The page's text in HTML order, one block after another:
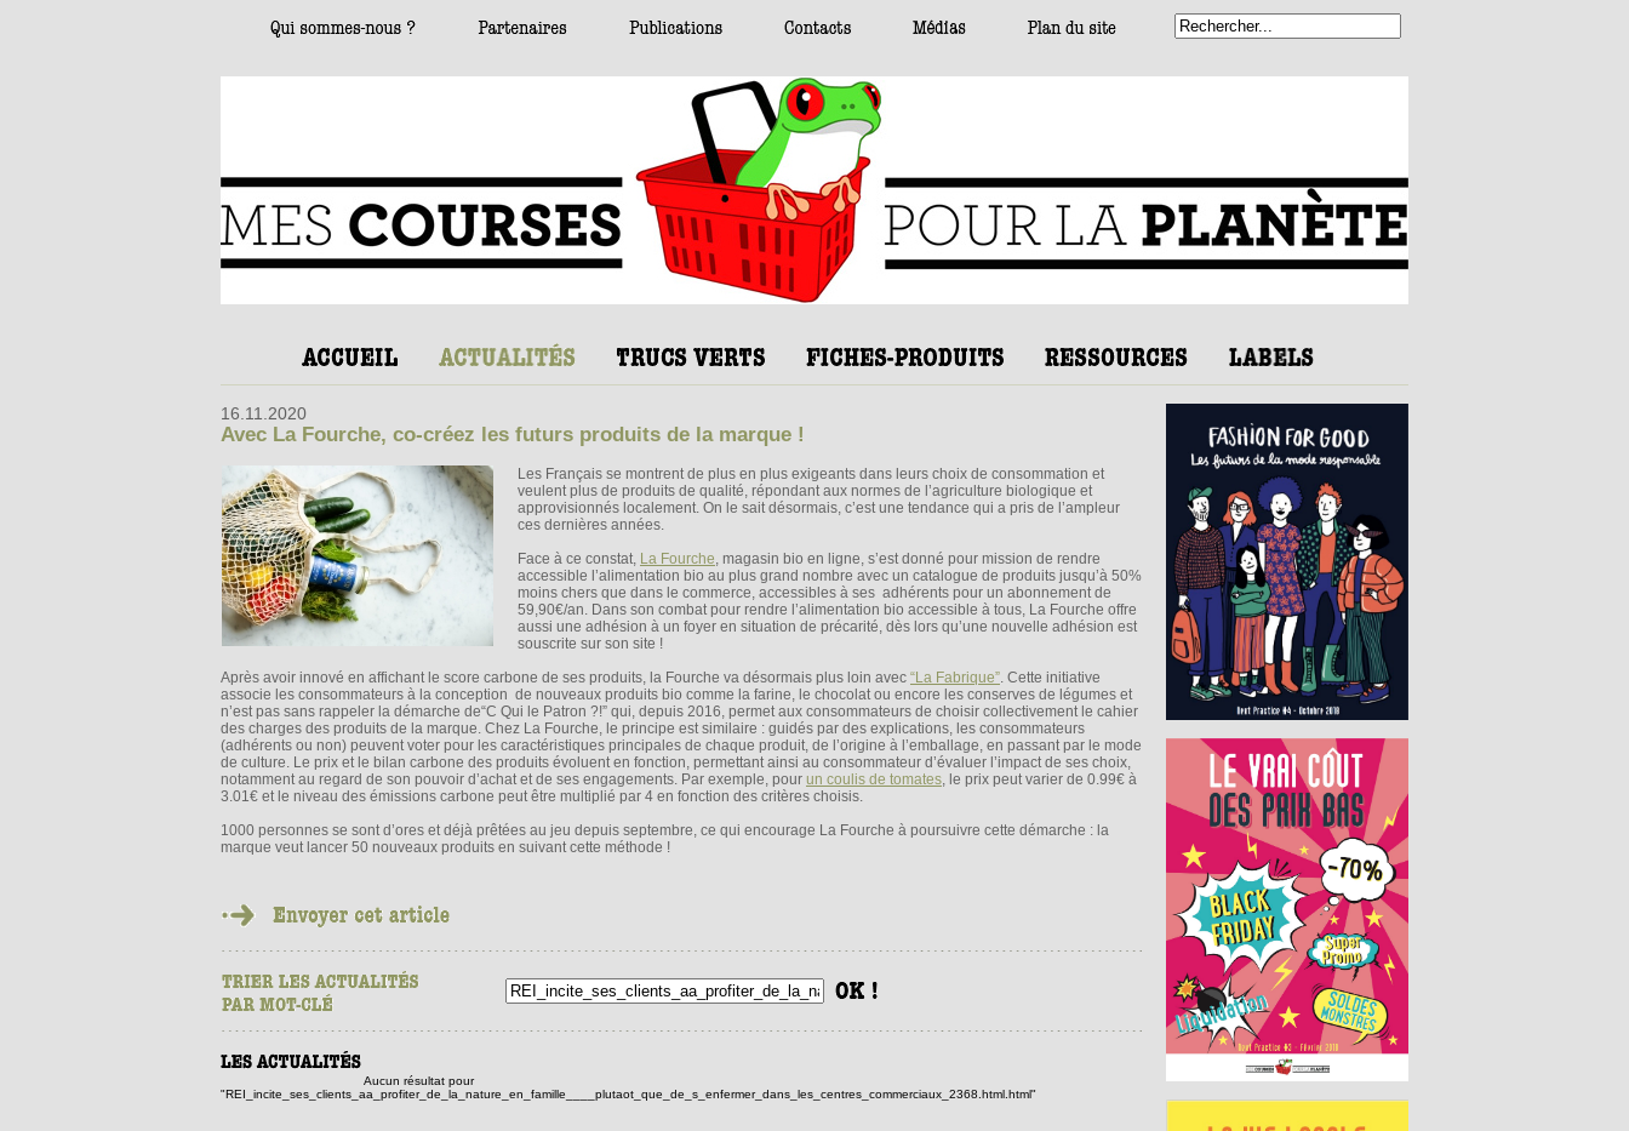
16.11.2020
Avec La Fourche, co-créez les futurs produits de la marque !
Les Français se montrent de plus en plus exigeants dans leurs choix de consommation et
veulent plus de produits de qualité, répondant aux normes de l’agriculture biologique et
approvisionnés localement. On le sait désormais, c’est une tendance qui a pris de l’ampleur
ces dernières années.
Face à ce constat, La Fourche, magasin bio en ligne, s’est donné pour mission de rendre
accessible l’alimentation bio au plus grand nombre avec un catalogue de produits jusqu’à 50%
moins chers que dans le commerce, accessibles à ses adhérents pour un abonnement de
59,90€/an. Dans son combat pour rendre l’alimentation bio accessible à tous, La Fourche offre
aussi une adhésion à un foyer en situation de précarité, dès lors qu’une nouvelle adhésion est
souscrite sur son site !
Après avoir innové en affichant le score carbone de ses produits, la Fourche va désormais plus loin avec “La Fabrique”. Cette initiative
associe les consommateurs à la conception de nouveaux produits bio comme la farine, le chocolat ou encore les conserves de légumes et
n’est pas sans rappeler la démarche de“C Qui le Patron ?!” qui, depuis 2016, permet aux consommateurs de choisir collectivement le cahier
des charges des produits de la marque. Chez La Fourche, le principe est similaire : guidés par des explications, les consommateurs
(adhérents ou non) peuvent voter pour les caractéristiques principales de chaque produit, de l’origine à l’emballage, en passant par le mode
de culture. Le prix et le bilan carbone des produits évoluent en fonction, permettant ainsi au consommateur d’évaluer l’impact de ses choix,
notamment au regard de son pouvoir d’achat et de ses engagements. Par exemple, pour un coulis de tomates, le prix peut varier de 0.99€ à
3.01€ et le niveau des émissions carbone peut être multiplié par 4 en fonction des critères choisis.
1000 personnes se sont d’ores et déjà prêtées au jeu depuis septembre, ce qui encourage La Fourche à poursuivre cette démarche : la
marque veut lancer 50 nouveaux produits en suivant cette méthode !
Aucun résultat pour
"REI_incite_ses_clients_aa_profiter_de_la_nature_en_famille____plutaot_que_de_s_enfermer_dans_les_centres_commerciaux_2368.html.html"